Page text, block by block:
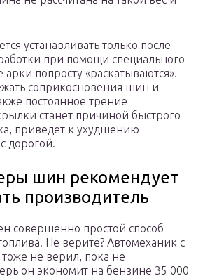
устанавливать только после
при помощи специального
попросту «раскатываются».
соприкосновения шин и
постоянное трение
станет причиной быстрого
приведет к ухудшению
дорогой.
шин рекомендует
производитель
совершенно простой способ
Не верите? Автомеханик с
не верил, пока не
он экономит на бензине 35 000